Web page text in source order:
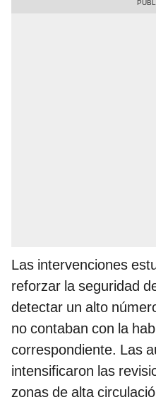
Las intervenciones
reforzar la seguridad
detectar un alto
no contaban con la
correspondiente. Las
intensificaron las
zonas de alta